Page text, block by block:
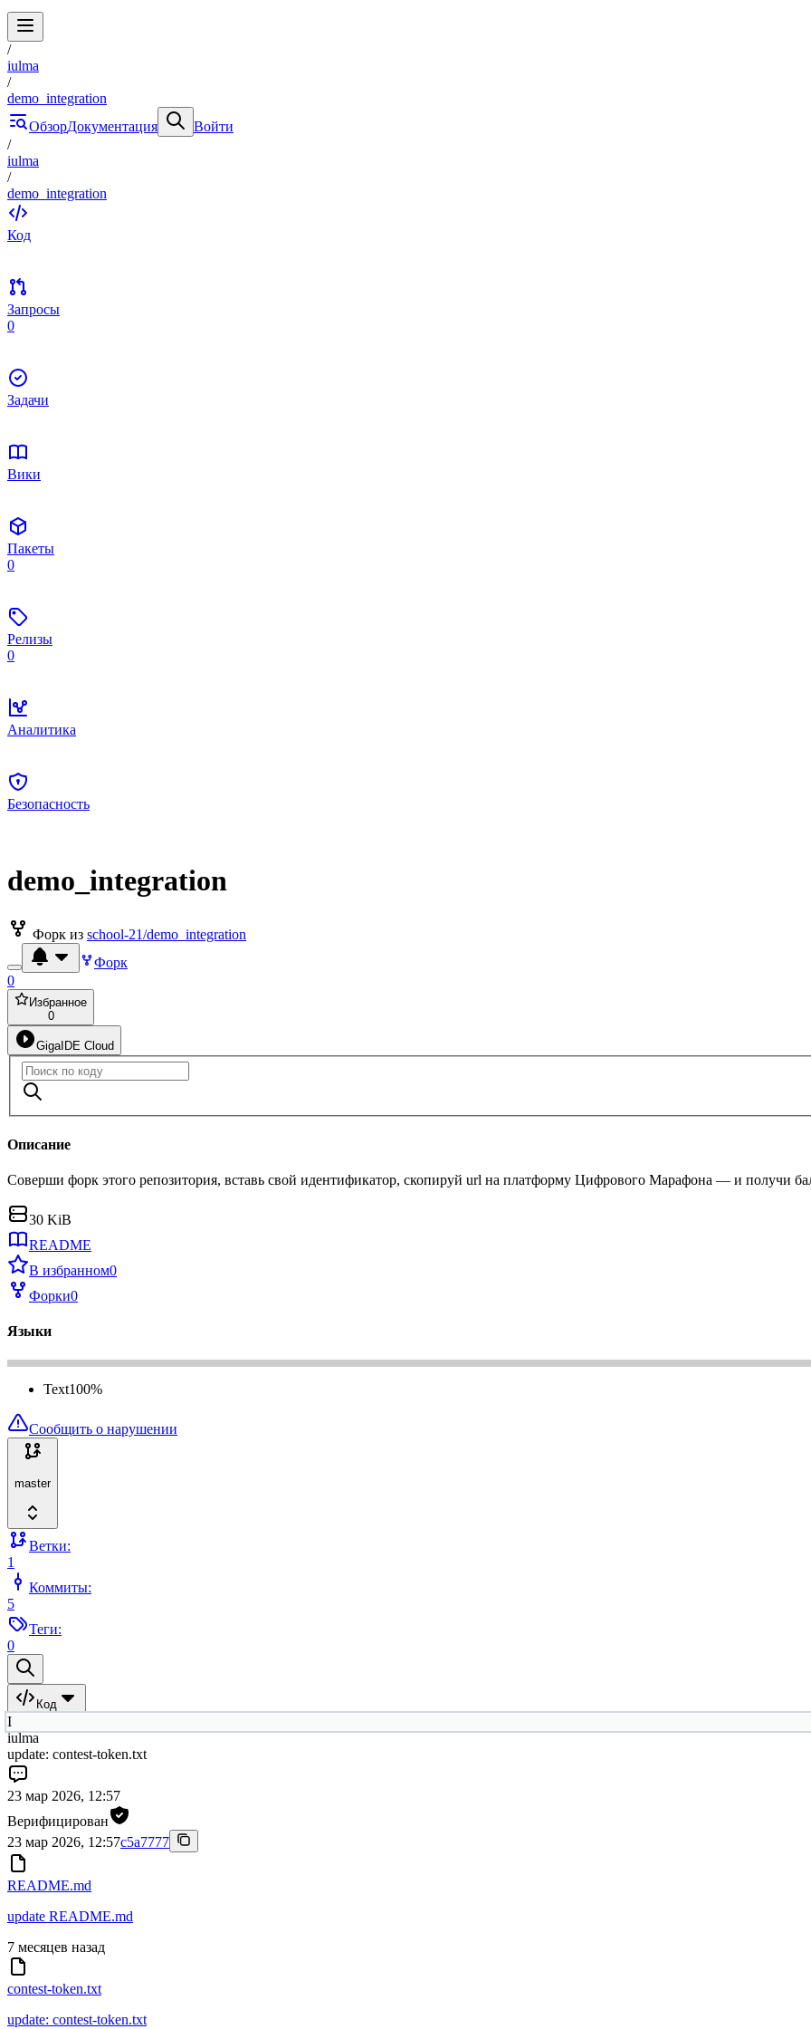
/
iulma
/
demo_integration
ОбзорДокументация
Войти
/
iulma
/
demo_integration
Код
Запросы
0
Задачи
Вики
Пакеты
0
Релизы
0
Аналитика
Безопасность
demo_integration
Форк из school-21/demo_integration
Форк
0
Избранное
0
GigaIDE Cloud
Описание
Соверши форк этого репозитория, вставь свой идентификатор, скопируй url на платформу Цифрового Марафона — и получи
30 KiB
README
В избранном0
Форки0
Языки
Text100%
Сообщить о нарушении
master
Ветки:
1
Коммиты:
5
Теги:
0
Код
I
iulma
update: contest-token.txt
23 мар 2026, 12:57
Верифицирован
23 мар 2026, 12:57c5a7777
README.md
update README.md
7 месяцев назад
contest-token.txt
update: contest-token.txt